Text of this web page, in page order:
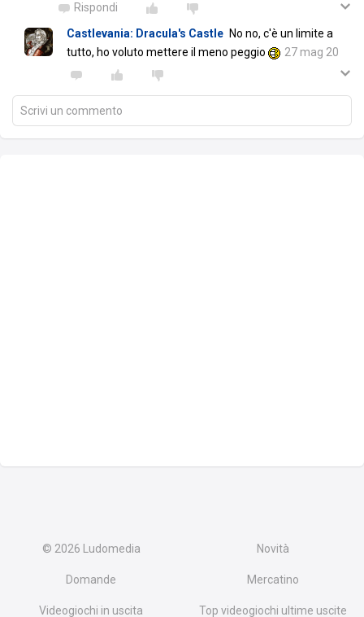
Rispondi
Castlevania: Dracula's Castle No no, c'è un limite a
tutto, ho voluto mettere il meno peggio
27 mag 20
Scrivi un commento
© 2026 Ludomedia Novità
Domande Mercatino
Videogiochi in uscita Top videogiochi ultime uscite